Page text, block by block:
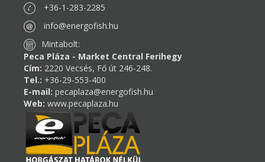
+36-1-283-2285
info@energofish.hu
Mintabolt:
Peca Pláza - Market Central Ferihegy
Cím: 2220 Vecsés, Fő út 246-248.
Tel.: +36-29-553-400
E-mail: pecaplaza@energofish.hu
Web: www.pecaplaza.hu